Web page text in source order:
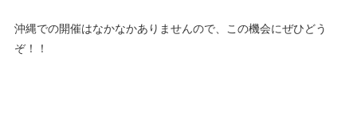
沖縄での開催はなかなかありませんので、この機会にぜひどう
ぞ！！